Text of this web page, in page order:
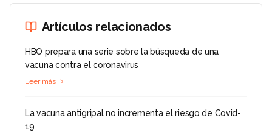
Artículos relacionados
HBO prepara una serie sobre la búsqueda de una
vacuna contra el coronavirus
Leer más
La vacuna antigripal no incrementa el riesgo de Covid-
19